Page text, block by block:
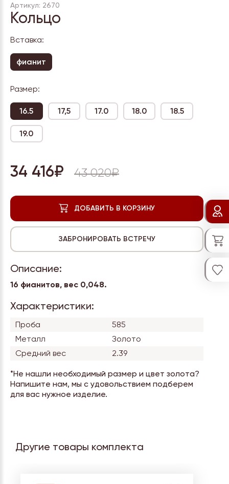
Артикул: 2670
Кольцо
Вставка:
фианит
Размер:
16.5 17,5 17.0 18.0 18.5
19.0
34 416₽ 43 020₽
Описание:
16 фианитов, вес 0,048.
Характеристики:
Проба
585
Металл
Золото
Средний вес
2.39
*Не нашли необходимый размер и цвет золота?
Напишите нам, мы с удовольствием подберем
для вас нужное изделие.
Другие товары комплекта